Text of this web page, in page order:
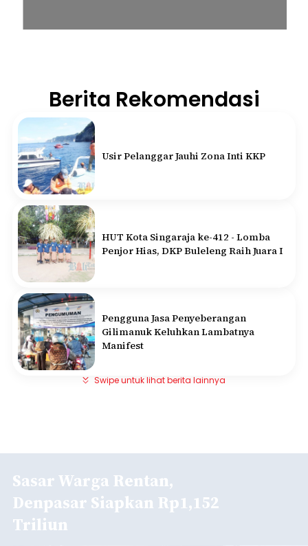
Berita Rekomendasi
Usir Pelanggar Jauhi Zona Inti KKP
HUT Kota Singaraja ke-412 - Lomba
Penjor Hias, DKP Buleleng Raih Juara I
Pengguna Jasa Penyeberangan
Gilimanuk Keluhkan Lambatnya
Manifest
Swipe untuk lihat berita lainnya
Sasar Warga Rentan,
Denpasar Siapkan Rp1,152
Triliun